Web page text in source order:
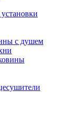
с душем